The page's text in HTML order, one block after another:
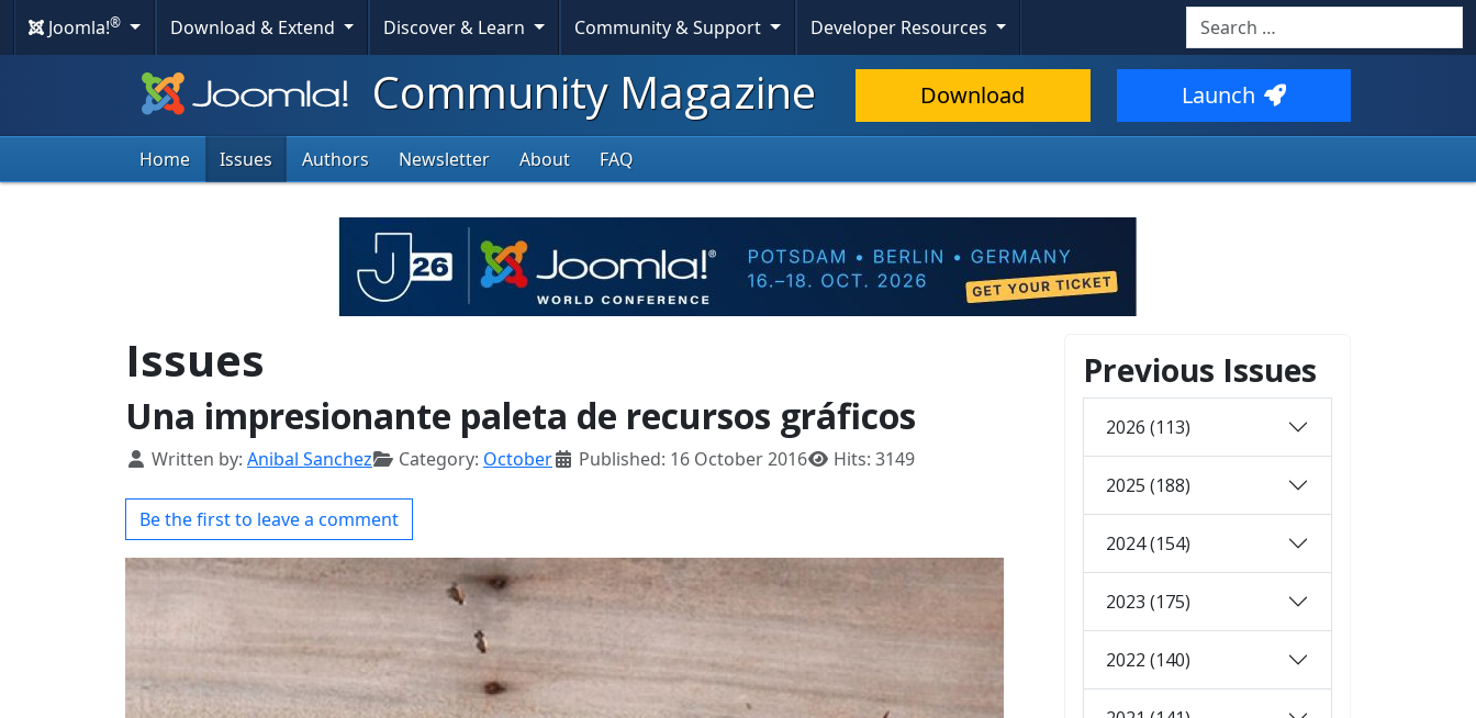
Joomla!® Download & Extend Discover & Learn Community & Support Developer Resources Search
Community Magazine Download Launch
Home Issues Authors Newsletter About FAQ
Issues
Una impresionante paleta de recursos gráficos
Details
Written by: Anibal Sanchez Category: October Published: 16 October 2016 Hits: 3149
Be the first to leave a comment
Previous Issues
2026 (113)
2025 (188)
2024 (154)
2023 (175)
2022 (140)